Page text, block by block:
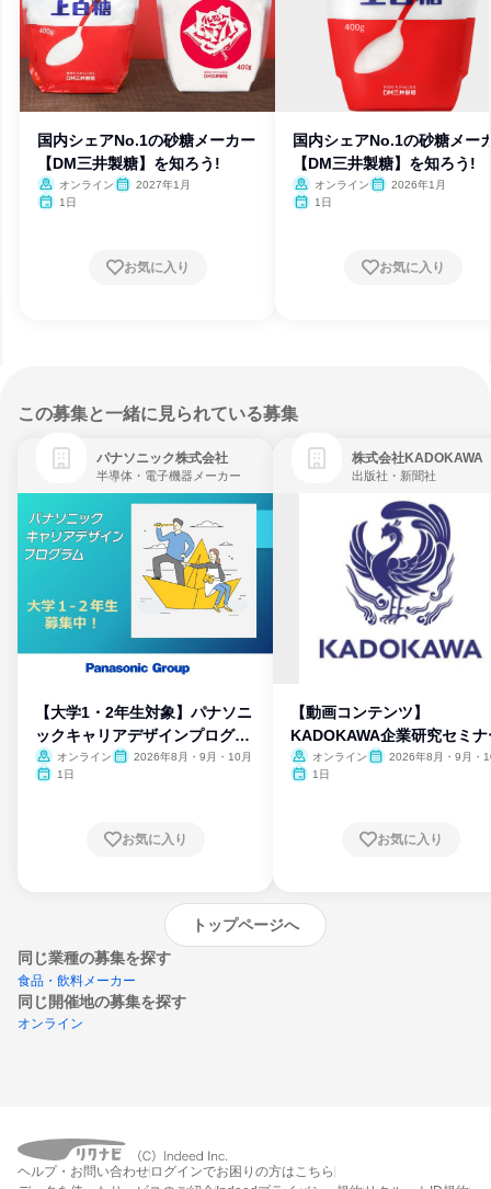
国内シェアNo.1の砂糖メーカー
【DM三井製糖】を知ろう!
オンライン
2027年1月
1日
お気に入り
国内シェアNo.1の砂糖メー
【DM三井製糖】を知ろう!
オンライン
2026年1月
1日
お気に入り
この募集と一緒に見られている募集
パナソニック株式会社
半導体・電子機器メーカー
【大学1・2年生対象】パナソニ
ックキャリアデザインプログラ
ム
オンライン
2026年8月・9月・10月
1日
お気に入り
株式会社KADOKAWA
出版社・新聞社
【動画コンテンツ】
KADOKAWA企業研究セミナ
オンライン
2026年8月・9月・
1日
お気に入り
トップページへ
同じ業種の募集を探す
食品・飲料メーカー
同じ開催地の募集を探す
オンライン
エントリーするとプログラムの詳細案内を
受け取れるようになります
ヘルプ・お問い合わせ ログインでお困りの方はこちら